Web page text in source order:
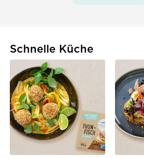
Dorade mit
Wurzelgemüse
Skrei
Schnelle Küche